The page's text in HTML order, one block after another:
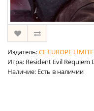
Издатель:CE EUROPE
Игра: Resident Evil Requiem
Наличие: Есть в наличии